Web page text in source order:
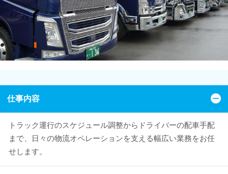
仕事内容
トラック運行のスケジュール調整からドライバーの配車手配
まで、日々の物流オペレーションを支える幅広い業務をお任
せします。